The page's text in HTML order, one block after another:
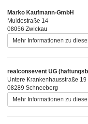
Marko Kaufmann-GmbH
Muldestraße 14
08056 Zwickau
Mehr Informationen zu
realconsevent UG
Untere Krankenhausstraße 19
08289 Schneeberg
Mehr Informationen zu